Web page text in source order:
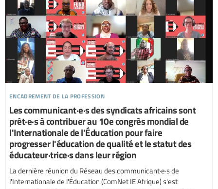
encadrement de la profession
Les communicant·e·s des syndicats africains sont
prêt·e·s à contribuer au 10e congrès mondial de
l'Internationale de l'Éducation pour faire
progresser l'éducation de qualité et le statut des
éducateur·trice·s dans leur région
La dernière réunion du Réseau des communicant·e·s de
l'Internationale de l'Éducation (ComNet IE Afrique) s'est